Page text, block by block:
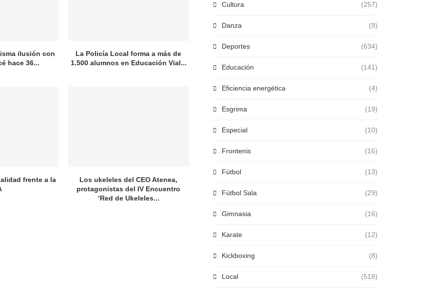
ilusión con
hace 36...
La Policía Local forma a más de
1.500 alumnos en Educación Vial...
frente a la
Los ukeleles del CEO Atenea,
protagonistas del IV Encuentro
‘Red de Ukeleles...
Cultura (257)
Danza (9)
Deportes (634)
Educación (141)
Eficiencia energética (4)
Esgrima (19)
Especial (10)
Frontenis (16)
Fútbol (13)
Fútbol Sala (29)
Gimnasia (16)
Karate (12)
Kickboxing (8)
Local (518)